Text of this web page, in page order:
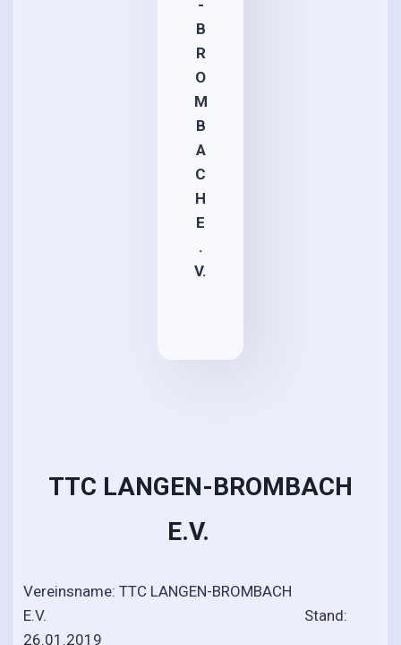
-
B
R
O
M
B
A
C
H
E
.
V.
TTC LANGEN-BROMBACH
E.V.
Vereinsname: TTC LANGEN-BROMBACH
E.V. Stand:
26.01.2019